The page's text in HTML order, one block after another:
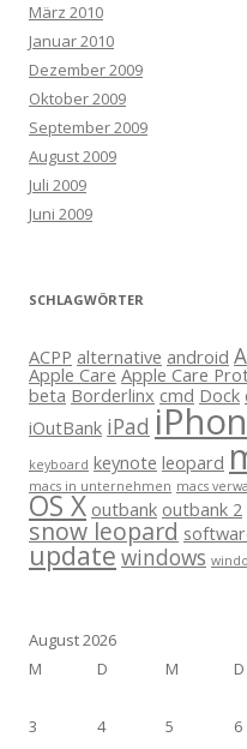
März 2010
Januar 2010
Dezember 2009
Oktober 2009
September 2009
August 2009
Juli 2009
Juni 2009
SCHLAGWÖRTER
ACPP alternative android
Apple Care Apple Care
beta Borderlinx cmd Dock
iOutBank iPad
keyboard keynote leopard
macs in unternehmen macs
OS X outbank outbank 2
snow leopard
update windows
August 2026
M
D M D
3
4 5 6